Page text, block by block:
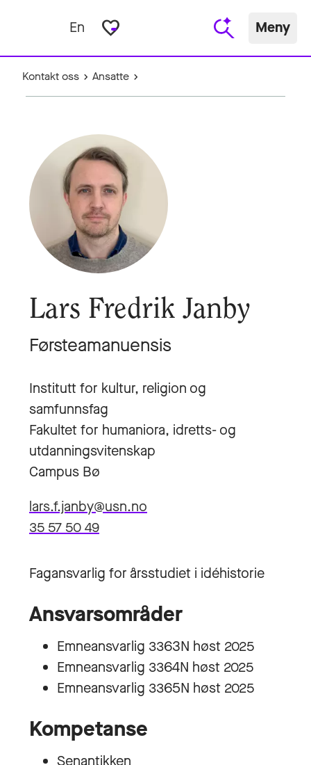
En favorite_border Meny
Kontakt oss Ansatte
Lars Fredrik Janby
Førsteamanuensis
Institutt for kultur, religion og
samfunnsfag
Fakultet for humaniora, idretts- og
utdanningsvitenskap
Campus Bø
lars.f.janby@usn.no
35 57 50 49
Fagansvarlig for årsstudiet i idéhistorie
Ansvarsområder
Emneansvarlig 3363N høst 2025
Emneansvarlig 3364N høst 2025
Emneansvarlig 3365N høst 2025
Kompetanse
Senantikken